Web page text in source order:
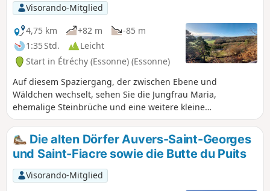
Visorando-Mitglied
4,75 km
+82 m
-85 m
1:35 Std.
Leicht
Start in Étréchy (Essonne) (Essonne)
Auf diesem Spaziergang, der zwischen Ebene und
Wäldchen wechselt, sehen Sie die Jungfrau Maria,
ehemalige Steinbrüche und eine weitere kleine
Überraschung.
Die alten Dörfer Auvers-Saint-Georges
und Saint-Fiacre sowie die Butte du Puits
Visorando-Mitglied